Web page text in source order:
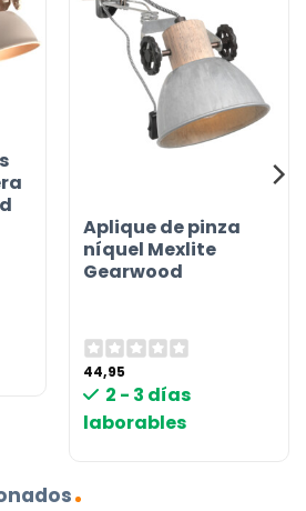
Aplique de pinza
níquel Mexlite
Gearwood
44,95
2 - 3 días
laborables